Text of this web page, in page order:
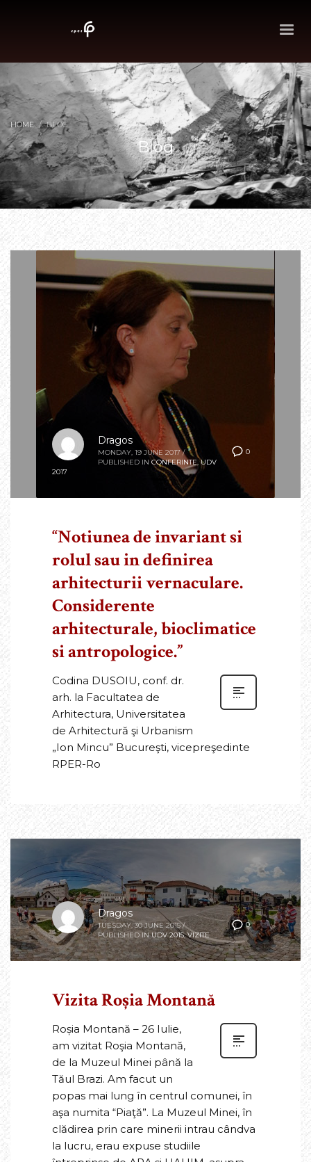
HOME BLOG
Blog
0
Dragos
MONDAY, 19 JUNE 2017 /
PUBLISHED IN CONFERINTE,UDV
2017
“Notiunea de invariant si
rolul sau in definirea
arhitecturii vernaculare.
Considerente
arhitecturale, bioclimatice
si antropologice.”
Codina DUSOIU, conf. dr.
arh. la Facultatea de
Arhitectura, Universitatea
de Arhitectură şi Urbanism
„Ion Mincu” Bucureşti, vicepreşedinte
RPER-Ro
0
Dragos
TUESDAY, 30 JUNE 2015 /
PUBLISHED IN UDV 2015,VIZITE
Vizita Roșia Montană
Roșia Montană – 26 Iulie,
am vizitat Roşia Montană,
de la Muzeul Minei până la
Tăul Brazi. Am facut un
popas mai lung în centrul comunei, în
aşa numita “Piaţă”. La Muzeul Minei, în
clădirea prin care minerii intrau cândva
la lucru, erau expuse studiile